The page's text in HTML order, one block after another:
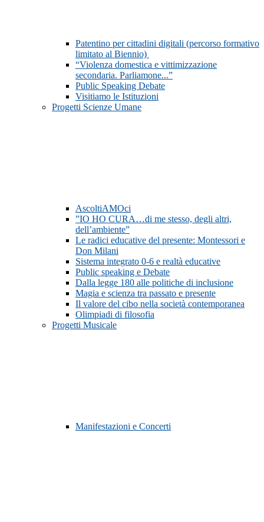
Patentino per cittadini digitali (percorso formativo
limitato al Biennio)
“Violenza domestica e vittimizzazione
secondaria. Parliamone...”
Public Speaking Debate
Visitiamo le Istituzioni
Progetti Scienze Umane
AscoltiAMOci
”IO HO CURA…di me stesso, degli altri,
dell’ambiente”
Le radici educative del presente: Montessori e
Don Milani
Sistema integrato 0-6 e realtà educative
Public speaking e Debate
Dalla legge 180 alle politiche di inclusione
Magia e scienza tra passato e presente
Il valore del cibo nella società contemporanea
Olimpiadi di filosofia
Progetti Musicale
Manifestazioni e Concerti